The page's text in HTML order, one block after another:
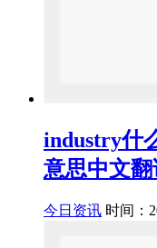
industry什
意思中文翻
今日资讯 时间：